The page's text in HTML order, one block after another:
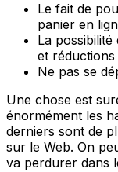
Le fait de
panier en
La
et réductions
Ne pas se
Une chose est
énormément les
derniers sont de
sur le Web. On
va perdurer dans